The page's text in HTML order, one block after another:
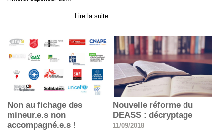
Lire la suite
Non au fichage des
mineur.e.s non
accompagné.e.s !
Nouvelle réforme du
DEASS : décryptage
11/09/2018